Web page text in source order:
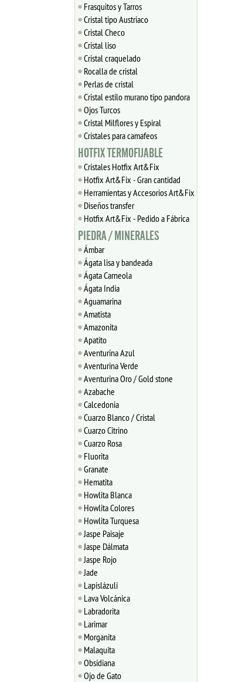
Frasquitos y Tarros
Cristal tipo Austriaco
Cristal Checo
Cristal liso
Cristal craquelado
Rocalla de cristal
Perlas de cristal
Cristal estilo murano tipo pandora
Ojos Turcos
Cristal Milflores y Espiral
Cristales para camafeos
HOTFIX TERMOFIJABLE
Cristales Hotfix Art&Fix
Hotfix Art&Fix - Gran cantidad
Herramientas y Accesorios Art&Fix
Diseños transfer
Hotfix Art&Fix - Pedido a Fábrica
PIEDRA / MINERALES
Ámbar
Ágata lisa y bandeada
Ágata Carneola
Ágata India
Aguamarina
Amatista
Amazonita
Apatito
Aventurina Azul
Aventurina Verde
Aventurina Oro / Gold stone
Azabache
Calcedonia
Cuarzo Blanco / Cristal
Cuarzo Citrino
Cuarzo Rosa
Fluorita
Granate
Hematita
Howlita Blanca
Howlita Colores
Howlita Turquesa
Jaspe Paisaje
Jaspe Dálmata
Jaspe Rojo
Jade
Lapislázuli
Lava Volcánica
Labradorita
Larimar
Morganita
Malaquita
Obsidiana
Ojo de Gato